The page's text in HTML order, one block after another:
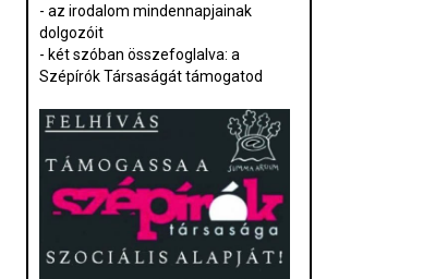
- az irodalom mindennapjainak
dolgozóit
- két szóban összefoglalva: a
Szépírók Társaságát támogatod